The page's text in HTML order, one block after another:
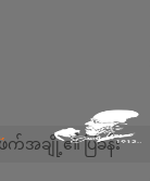
က်အချို့၏ ပြခန်း